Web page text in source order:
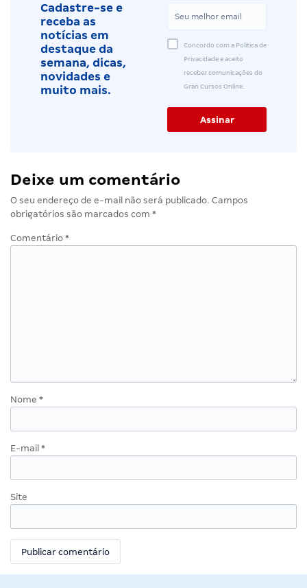
Cadastre-se e
receba as
notícias em
destaque da
semana, dicas,
novidades e
muito mais.
Concordo com a Política de
Privacidade e aceito
receber comunicações do
Gran Cursos Online.
Deixe um comentário
O seu endereço de e-mail não será publicado. Campos
obrigatórios são marcados com *
Comentário *
Nome *
E-mail *
Site